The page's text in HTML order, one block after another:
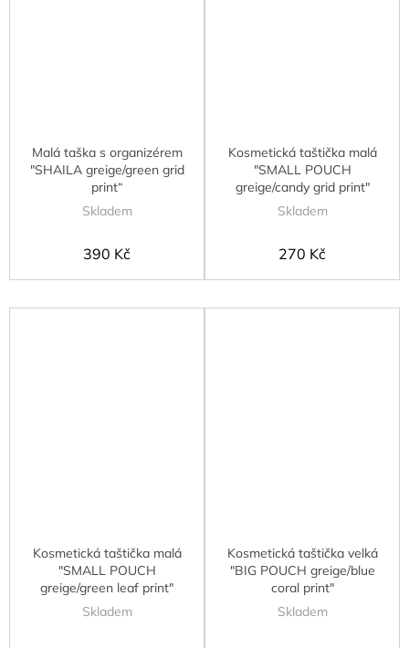
Malá taška s organizérem
"SHAILA greige/green grid
print“
Skladem
390 Kč
Kosmetická taštička malá
"SMALL POUCH
greige/candy grid print"
Skladem
270 Kč
Kosmetická taštička malá
"SMALL POUCH
greige/green leaf print"
Skladem
Kosmetická taštička velká
"BIG POUCH greige/blue
coral print"
Skladem